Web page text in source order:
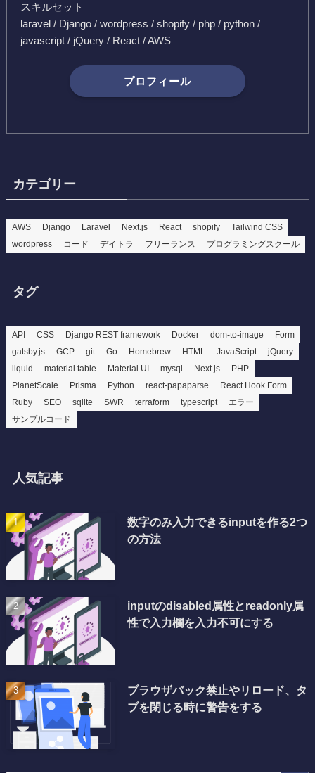
スキルセット
laravel / Django / wordpress / shopify / php / python /
javascript / jQuery / React / AWS
プロフィール
カテゴリー
AWS Django Laravel Next.js React shopify
Tailwind CSS
wordpress
コード デイトラ フリーランス プログラミングスクール
タグ
API CSS Django REST framework Docker dom-to-image
Form
gatsby.js
GCP git Go Homebrew HTML JavaScript
jQuery
liquid
material table Material UI mysql Next.js
PHP
PlanetScale
Prisma Python react-papaparse
React Hook Form
Ruby
SEO sqlite SWR terraform typescript
エラー
サンプルコード
人気記事
数字のみ入力できるinputを作る2つ
の方法
inputのdisabled属性とreadonly属
性で入力欄を入力不可にする
ブラウザバック禁止やリロード、タ
ブを閉じる時に警告をする